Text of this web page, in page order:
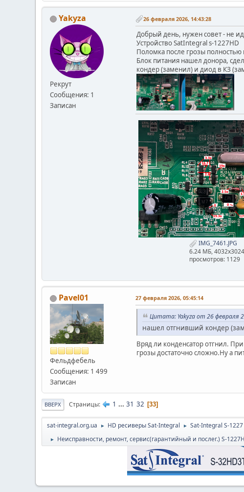
Yakyza
Рекрут
Сообщения: 1
Записан
26 февраля 2026, 14:43:28
Добрый день, нужен совет - не
Устройство SatIntegral s-1227HD
Поломка после грозы
Блок питания нашел донора,
кондер (заменил) и диод в КЗ
IMG_7461.JPG
6.24 МБ, 4032x3024
просмотров: 1129
Pavel01
Фельдфебель
Сообщения: 1 499
Записан
27 февраля 2026, 05:45:14
Цитата: Yakyza от 26 февраля
нашел отгнивший кондер
Вряд ли конденсатор отгнил.
грозы достаточно сложно.Ну а
ВВЕРХ Страницы 1 ... 31 32 33
sat-integral.org.ua ► HD ресиверы Sat-Integral ► Sat-Integral S-
► Неисправности, ремонт, сервис(гарантийный и послег.) S-